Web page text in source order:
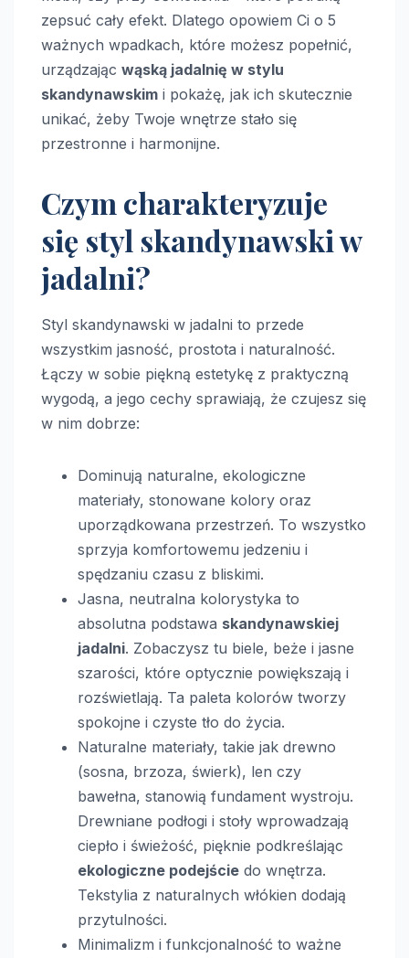
zepsuć cały efekt. Dlatego opowiem Ci o 5
ważnych wpadkach, które możesz popełnić,
urządzając wąską jadalnię w stylu
skandynawskim i pokażę, jak ich skutecznie
unikać, żeby Twoje wnętrze stało się
przestronne i harmonijne.
Czym charakteryzuje
się styl skandynawski w
jadalni?
Styl skandynawski w jadalni to przede
wszystkim jasność, prostota i naturalność.
Łączy w sobie piękną estetykę z praktyczną
wygodą, a jego cechy sprawiają, że czujesz się
w nim dobrze:
Dominują naturalne, ekologiczne
materiały, stonowane kolory oraz
uporządkowana przestrzeń. To wszystko
sprzyja komfortowemu jedzeniu i
spędzaniu czasu z bliskimi.
Jasna, neutralna kolorystyka to
absolutna podstawa skandynawskiej
jadalni. Zobaczysz tu biele, beże i jasne
szarości, które optycznie powiększają i
rozświetlają. Ta paleta kolorów tworzy
spokojne i czyste tło do życia.
Naturalne materiały, takie jak drewno
(sosna, brzoza, świerk), len czy
bawełna, stanowią fundament wystroju.
Drewniane podłogi i stoły wprowadzają
ciepło i świeżość, pięknie podkreślając
ekologiczne podejście do wnętrza.
Tekstylia z naturalnych włókien dodają
przytulności.
Minimalizm i funkcjonalność to ważne